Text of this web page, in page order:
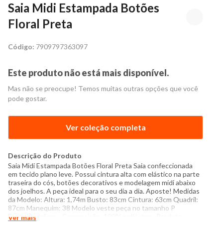
Saia Midi Estampada Botões
Floral Preta
Código: 7909797363097
Este produto não está mais disponível.
Mas não se preocupe! Temos muitas outras opções que você
pode gostar.
Ver coleção completa
Descrição do Produto
Saia Midi Estampada Botões Floral Preta Saia confeccionada
em tecido plano leve. Possui cintura alta com elástico na parte
traseira do cós, botões decorativos e modelagem midi abaixo
dos joelhos. A peça ideal para o seu dia a dia. Aposte! Medidas
da Modelo: Altura: 1,74m Busto: 83cm Cintura: 63cm Quadril:
87cm Manequim: 38 Modelo veste peça no tamanho P
Especificações: - Composição: 100% poliéster - Produto
Ver mais